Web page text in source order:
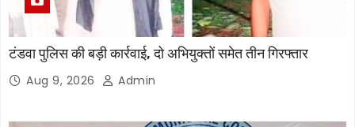
टंडवा पुलिस की बड़ी कार्रवाई, दो अभियुक्तों समेत तीन गिरफ्तार
Aug 9, 2026 Admin